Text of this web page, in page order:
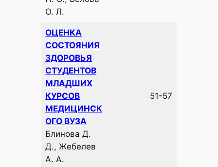
О. Л.
ОЦЕНКА
СОСТОЯНИЯ
ЗДОРОВЬЯ
СТУДЕНТОВ
МЛАДШИХ
КУРСОВ
МЕДИЦИНСК
ОГО ВУЗА
Блинова Д.
Д., Жебелев
А. А.
51-57